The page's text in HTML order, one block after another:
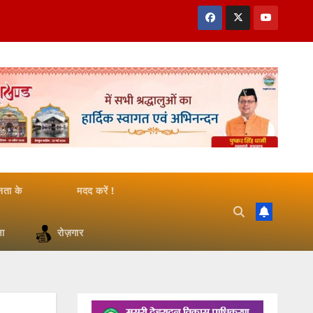
के मदद करें !
रोज़गार